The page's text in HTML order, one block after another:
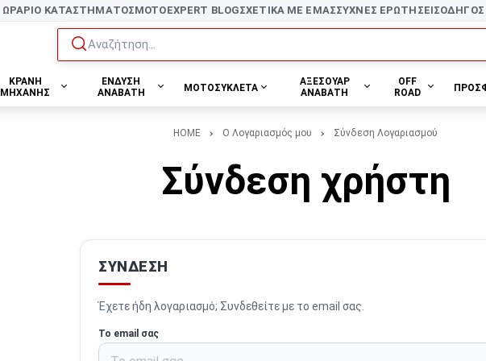
ΩΡΑΡΙΟ ΚΑΤΑΣΤΗΜΑΤΟΣMOTOEXPERT BLOGΣΧΕΤΙΚΑ ΜΕ ΕΜΑΣΣΥΧΝΕΣ ΕΡΩΤΗΣΕΙΣ
Αναζήτηση...
ΚΡΑΝΗ
ΜΗΧΑΝΗΣ
ΕΝΔΥΣΗ
ΑΝΑΒΑΤΗ
ΜΟΤΟΣΥΚΛΕΤΑ
ΑΞΕΣΟΥΑΡ
ΑΝΑΒΑΤΗ
OFF
ROAD
HOME O Λογαριασμός μου Σύνδεση Λογαριασμού
Σύνδεση χρήστη
ΣΎΝΔΕΣΗ
Έχετε ήδη λογαριασμό; Συνδεθείτε με το email σας.
Το email σας